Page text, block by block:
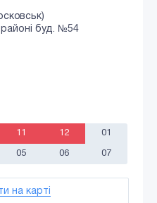
районі буд. №54
11 12 01
05 06 07
на карті